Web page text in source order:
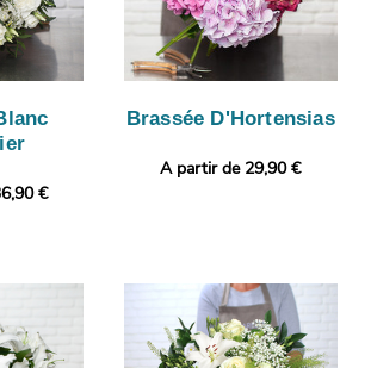
€
Brassée D'Hortensias
A partir de 29,90 €